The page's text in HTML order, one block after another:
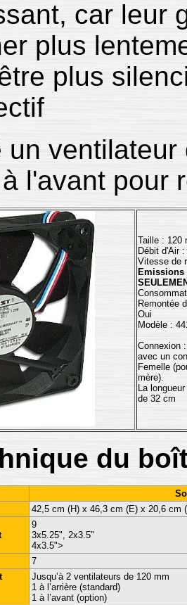
car leur
plus
plus
un
l'avant pour
Taille : 120
Débit d'Air
Vitesse de
Emissions
Remontée
Oui
Modèle :
Connexion
avec un
Femelle
mère).
La
de 32 cm
du
42,5 cm (H) x 46,3 cm (E) x 20,6 cm
9
3x5.25", 2x3.5"
4x3.5">
7
Jusqu’à 2 ventilateurs de 120 mm
1 à l’arrière (standard)
1 à l’avant (option)